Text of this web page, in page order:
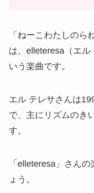
「ねーこわたしのら
は、elleteresa（エル
いう楽曲です。
エル テレサさんは
で、主にリズムのき
す。
「elleteresa」さん
ょう。